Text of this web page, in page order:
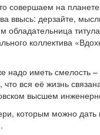
совершаем на
ввысь: дерзайте,
обладательница
коллектива
надо иметь смелость
вся её жизнь
высшем
которым можно